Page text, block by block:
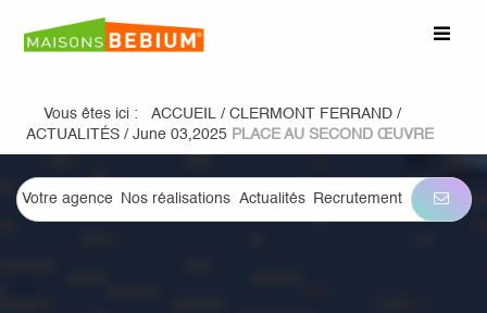
Vous êtes ici : ACCUEIL / CLERMONT FERRAND /
ACTUALITÉS / June 03,2025 PLACE AU SECOND ŒUVRE
Votre agence Nos réalisations Actualités Recrutement